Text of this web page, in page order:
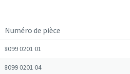
Numéro de pièce
8099 0201 01
8099 0201 04